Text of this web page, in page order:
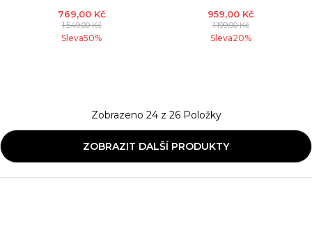
769,00 Kč
1.549,00Kč
Sleva50%
959,00 Kč
1.199,00Kč
Sleva20%
Zobrazeno 24z 26Položky
ZOBRAZIT DALŠÍ PRODUKTY